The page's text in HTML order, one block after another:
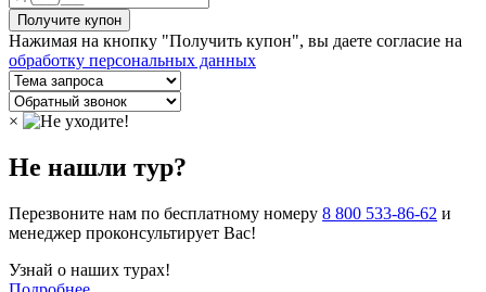
Нажимая на кнопку "Получить купон", вы даете согласие на
обработку персональных данных
×
Не нашли тур?
Перезвоните нам по бесплатному номеру 8 800 533-86-62 и
менеджер проконсультирует Вас!
Узнай о наших турах!